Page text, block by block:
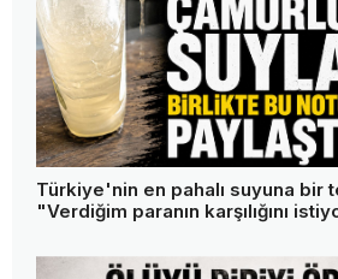
Türkiye'nin en pahalı suyuna bir
"Verdiğim paranın karşılığını